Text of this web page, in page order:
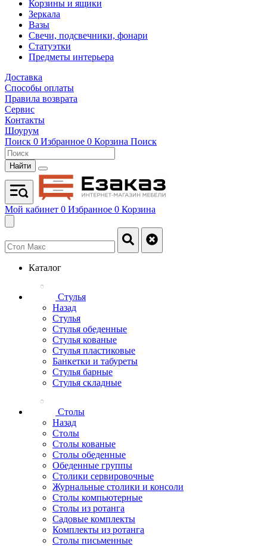
Корзины и ящики
Зеркала
Вазы
Свечи, подсвечники, фонари
Статуэтки
Предметы интерьера
Доставка
Способы оплаты
Правила возврата
Сервис
Контакты
Шоурум
Поиск 0 Избранное 0 Корзина Поиск
Найти
Мой кабинет 0 Избранное 0 Корзина
Каталог
Стулья
Назад
Стулья
Стулья обеденные
Стулья кованые
Стулья пластиковые
Банкетки и табуреты
Стулья барные
Стулья складные
Столы
Назад
Столы
Столы кованые
Столы обеденные
Обеденные группы
Столики сервировочные
Журнальные столики и консоли
Столы компьютерные
Столы из ротанга
Садовые комплекты
Комплекты из ротанга
Столы письменные